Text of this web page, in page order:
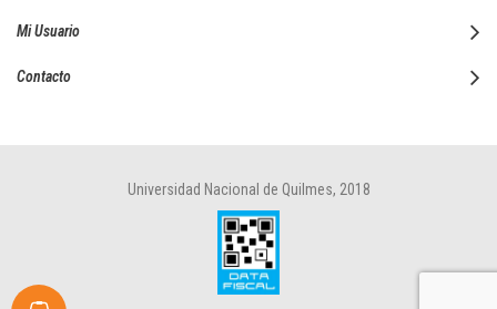
Mi Usuario
Contacto
Universidad Nacional de Quilmes, 2018